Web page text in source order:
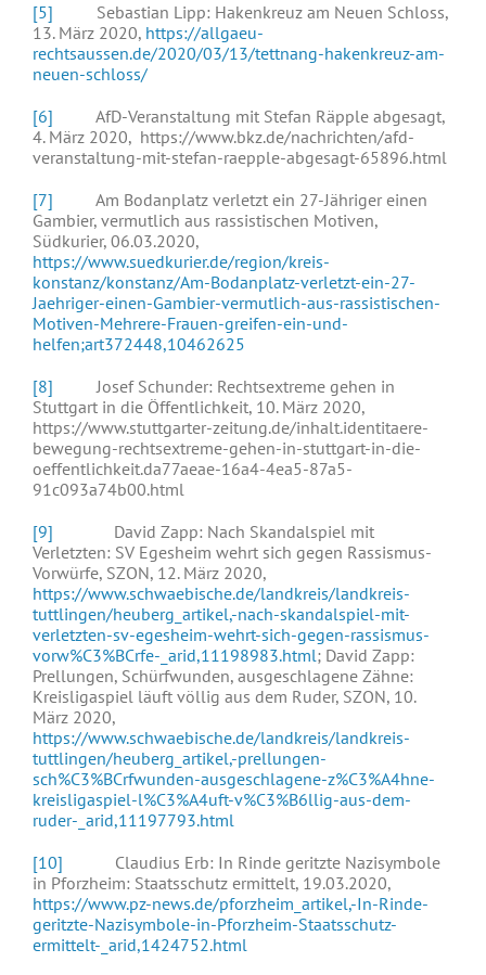
[5] Sebastian Lipp: Hakenkreuz am Neuen Schloss,
13. März 2020, https://allgaeu-
rechtsaussen.de/2020/03/13/tettnang-hakenkreuz-am-
neuen-schloss/
[6] AfD-Veranstaltung mit Stefan Räpple abgesagt,
4. März 2020, https://www.bkz.de/nachrichten/afd-
veranstaltung-mit-stefan-raepple-abgesagt-65896.html
[7] Am Bodanplatz verletzt ein 27-Jähriger einen
Gambier, vermutlich aus rassistischen Motiven,
Südkurier, 06.03.2020,
https://www.suedkurier.de/region/kreis-
konstanz/konstanz/Am-Bodanplatz-verletzt-ein-27-
Jaehriger-einen-Gambier-vermutlich-aus-rassistischen-
Motiven-Mehrere-Frauen-greifen-ein-und-
helfen;art372448,10462625
[8] Josef Schunder: Rechtsextreme gehen in
Stuttgart in die Öffentlichkeit, 10. März 2020,
https://www.stuttgarter-zeitung.de/inhalt.identitaere-
bewegung-rechtsextreme-gehen-in-stuttgart-in-die-
oeffentlichkeit.da77aeae-16a4-4ea5-87a5-
91c093a74b00.html
[9] David Zapp: Nach Skandalspiel mit
Verletzten: SV Egesheim wehrt sich gegen Rassismus-
Vorwürfe, SZON, 12. März 2020,
https://www.schwaebische.de/landkreis/landkreis-
tuttlingen/heuberg_artikel,-nach-skandalspiel-mit-
verletzten-sv-egesheim-wehrt-sich-gegen-rassismus-
vorw%C3%BCrfe-_arid,11198983.html; David Zapp:
Prellungen, Schürfwunden, ausgeschlagene Zähne:
Kreisligaspiel läuft völlig aus dem Ruder, SZON, 10.
März 2020,
https://www.schwaebische.de/landkreis/landkreis-
tuttlingen/heuberg_artikel,-prellungen-
sch%C3%BCrfwunden-ausgeschlagene-z%C3%A4hne-
kreisligaspiel-l%C3%A4uft-v%C3%B6llig-aus-dem-
ruder-_arid,11197793.html
[10] Claudius Erb: In Rinde geritzte Nazisymbole
in Pforzheim: Staatsschutz ermittelt, 19.03.2020,
https://www.pz-news.de/pforzheim_artikel,-In-Rinde-
geritzte-Nazisymbole-in-Pforzheim-Staatsschutz-
ermittelt-_arid,1424752.html